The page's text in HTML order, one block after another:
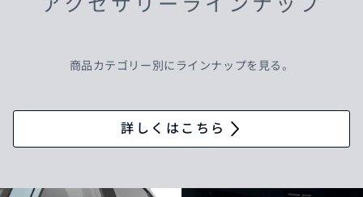
商品カテゴリー別にラインナップを見る。
詳しくはこちら